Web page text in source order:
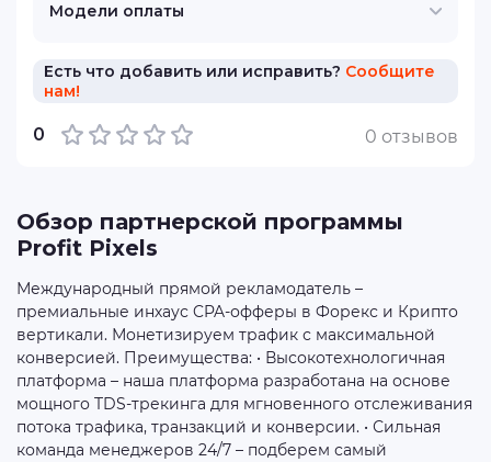
Модели оплаты
Есть что добавить или исправить? Сообщите
нам!
0 0 отзывов
Обзор партнерской программы
Profit Pixels
Международный прямой рекламодатель –
премиальные инхаус CPA-офферы в Форекс и Крипто
вертикали. Монетизируем трафик с максимальной
конверсией. Преимущества: • Высокотехнологичная
платформа – наша платформа разработана на основе
мощного TDS-трекинга для мгновенного отслеживания
потока трафика, транзакций и конверсии. • Сильная
команда менеджеров 24/7 – подберем самый